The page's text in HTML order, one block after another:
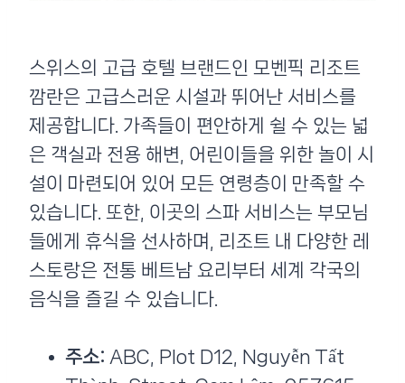
스위스의 고급 호텔 브랜드인 모벤픽 리조트
깜란은 고급스러운 시설과 뛰어난 서비스를
제공합니다. 가족들이 편안하게 쉴 수 있는 넓
은 객실과 전용 해변, 어린이들을 위한 놀이 시
설이 마련되어 있어 모든 연령층이 만족할 수
있습니다. 또한, 이곳의 스파 서비스는 부모님
들에게 휴식을 선사하며, 리조트 내 다양한 레
스토랑은 전통 베트남 요리부터 세계 각국의
음식을 즐길 수 있습니다.
주소: ABC, Plot D12, Nguyễn Tất